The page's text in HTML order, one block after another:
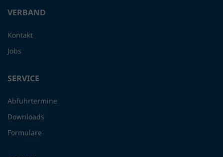
VERBAND
Kontakt
Jobs
SERVICE
Abfuhrtermine
Downloads
Formulare